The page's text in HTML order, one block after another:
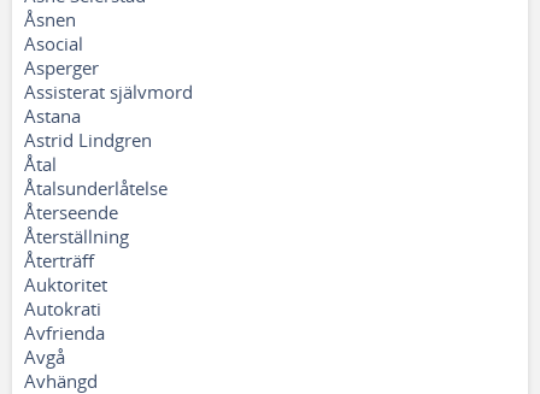
Åsnen
Asocial
Asperger
Assisterat självmord
Astana
Astrid Lindgren
Åtal
Åtalsunderlåtelse
Återseende
Återställning
Återträff
Auktoritet
Autokrati
Avfrienda
Avgå
Avhängd